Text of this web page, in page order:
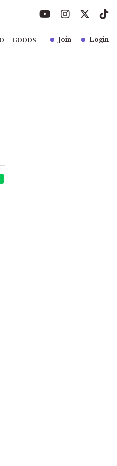
GOODS Join Login